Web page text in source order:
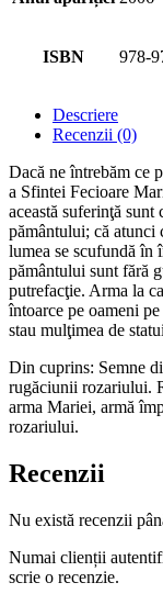
ISBN 978-
Descriere
Recenzii (0)
Dacă ne întrebăm ce
a Sfintei Fecioare
această suferinţă
pământului; că atunci
lumea se scufundă în
pământului sunt fără
putrefacţie. Arma la
întoarce pe oameni
stau mulţimea de
Din cuprins: Semne
rugăciunii rozariului.
arma Mariei, armă
rozariului.
Recenzii
Nu există recenzii
Numai clienții
scrie o recenzie.